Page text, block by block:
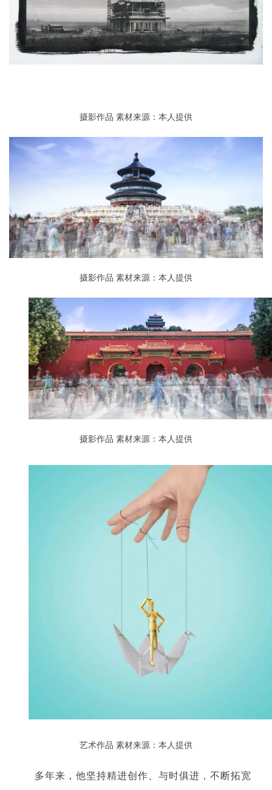
摄影作品 素材来源：本人提供
摄影作品 素材来源：本人提供
摄影作品 素材来源：本人提供
艺术作品 素材来源：本人提供
多年来，他坚持精进创作、与时俱进，不断拓宽